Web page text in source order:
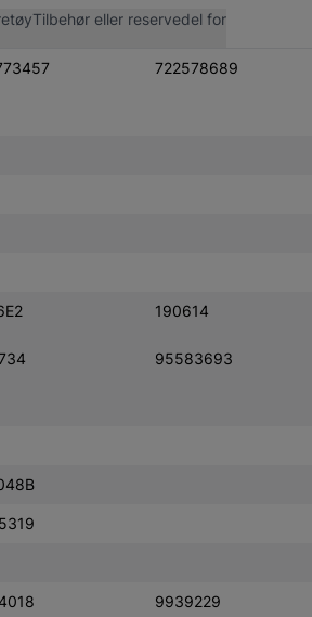
Tilbehør eller reservedel for
722578689
190614
95583693
9939229